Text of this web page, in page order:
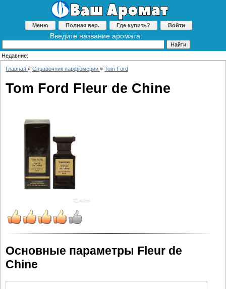
Меню Полная вер. Где купить? Войти
Введите название аромата:
Недавние:
Главная » Справочник парфюмерии » Tom Ford
Tom Ford Fleur de Chine
Основные параметры Fleur de
Chine